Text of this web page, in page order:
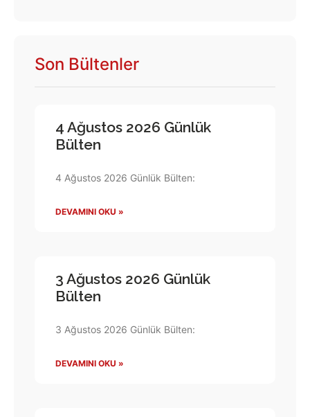
Son Bültenler
4 Ağustos 2026 Günlük
Bülten
4 Ağustos 2026 Günlük Bülten:
DEVAMINI OKU »
3 Ağustos 2026 Günlük
Bülten
3 Ağustos 2026 Günlük Bülten:
DEVAMINI OKU »